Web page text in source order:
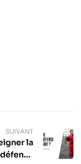
SUIVANT
la